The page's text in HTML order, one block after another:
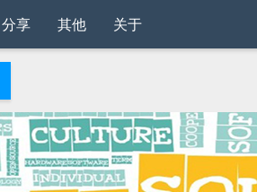
分享 其他 关于